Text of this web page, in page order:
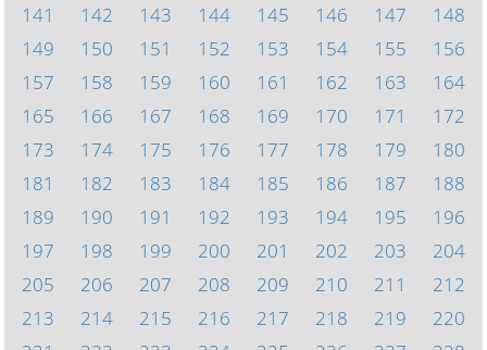
141
142 143 144 145 146 147
148
149
150 151 152 153 154 155
156
157
158 159 160 161 162 163
164
165
166 167 168 169 170 171
172
173
174 175 176 177 178 179
180
181
182 183 184 185 186 187
188
189
190 191 192 193 194 195
196
197
198 199 200 201 202 203
204
205
206 207 208 209 210 211
212
213
214 215 216 217 218 219
220